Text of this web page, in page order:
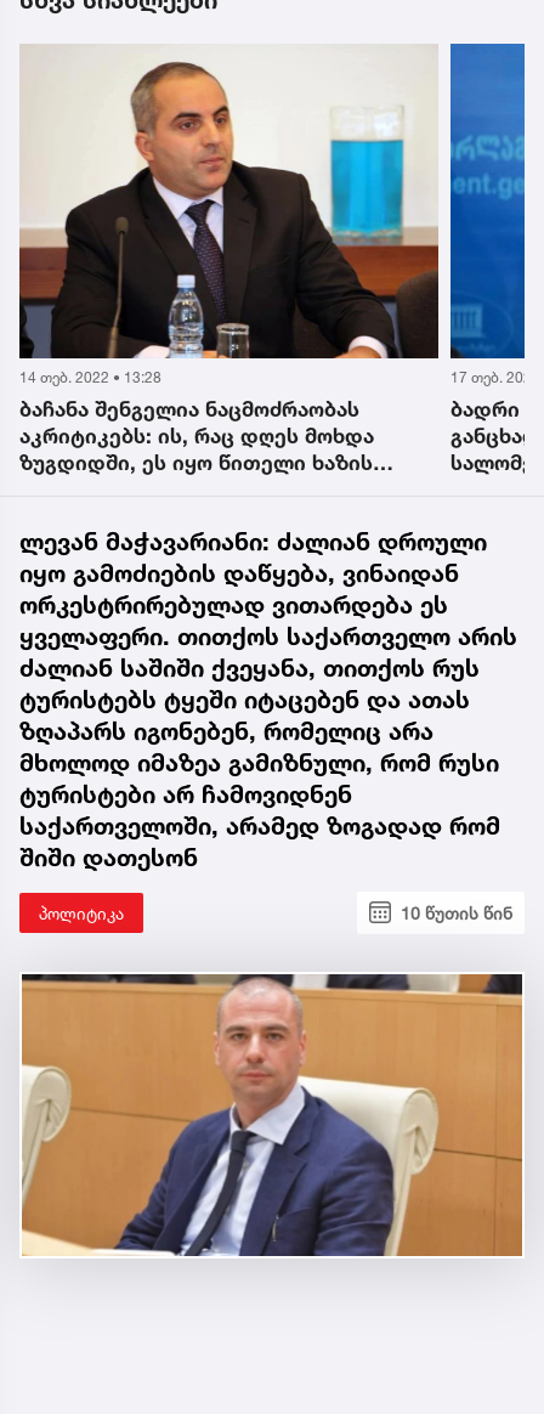
14 თებ. 2022 • 13:28
ბაჩანა შენგელია ნაცმოძრაობას
აკრიტიკებს: ის, რაც დღეს მოხდა
ზუგდიდში, ეს იყო წითელი ხაზის
17 თებ. 2022
ბადრი
სალომე
ლევან მაჭავარიანი: ძალიან დროული
იყო გამოძიების დაწყება, ვინაიდან
ორკესტრირებულად ვითარდება ეს
ყველაფერი. თითქოს საქართველო არის
ძალიან საშიში ქვეყანა, თითქოს რუს
ტურისტებს ტყეში იტაცებენ და ათას
ზღაპარს იგონებენ, რომელიც არა
მხოლოდ იმაზეა გამიზნული, რომ რუსი
ტურისტები არ ჩამოვიდნენ
საქართველოში, არამედ ზოგადად რომ
შიში დათესონ
პოლიტიკა 10 წუთის წინ